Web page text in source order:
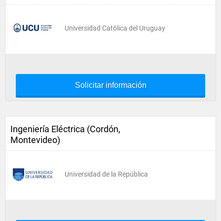
Universidad Católica del Uruguay
Solicitar información
Ingeniería Eléctrica (Cordón,
Montevideo)
Universidad de la República